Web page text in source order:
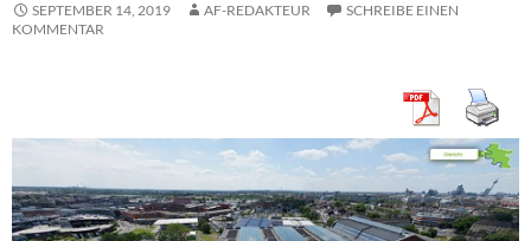
SEPTEMBER 14, 2019 AF-REDAKTEUR
SCHREIBE EINEN
KOMMENTAR